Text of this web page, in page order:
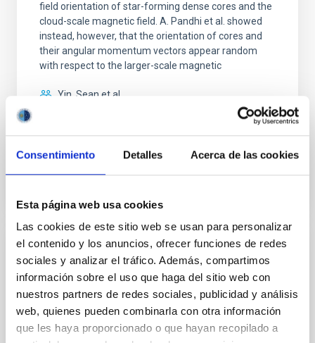
Consentimiento Detalles Acerca de las cookies
Esta página web usa cookies
Las cookies de este sitio web se usan para personalizar
el contenido y los anuncios, ofrecer funciones de redes
sociales y analizar el tráfico. Además, compartimos
información sobre el uso que haga del sitio web con
nuestros partners de redes sociales, publicidad y análisis
web, quienes pueden combinarla con otra información
que les haya proporcionado o que hayan recopilado a
field orientation of star-forming dense cores and the
cloud-scale magnetic field. A. Pandhi et al. showed
instead, however, that the orientation of cores and
their angular momentum vectors appear random
with respect to the larger-scale magnetic
Yin, Sean et al.
BIBCODE 2026APJ..1003...83Y
Clues to inside-out quenching in quiescent
galaxies at 1.2 ≲ z ≲ 2.2: Age, Fe-, and
Mg-abundance gradients from JWST-
SUSPENSE